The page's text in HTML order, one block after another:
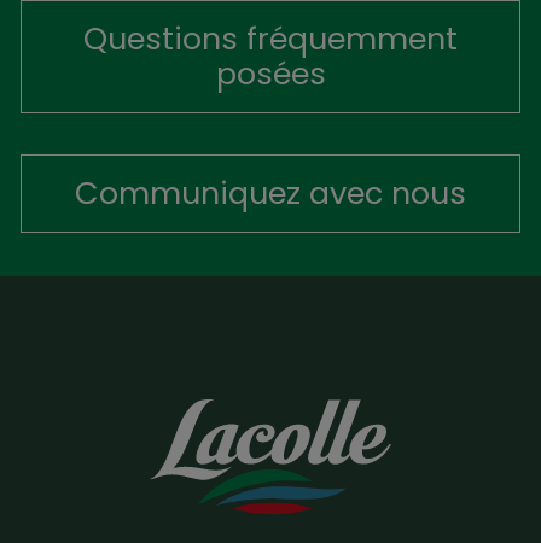
Questions fréquemment
posées
Communiquez avec nous